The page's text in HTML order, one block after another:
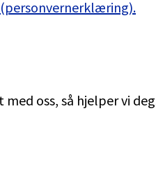
oss, så hjelper vi